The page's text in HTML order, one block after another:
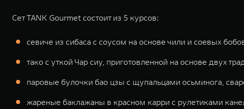
Сет TANK Gourmet состоит из 5 курсов:
севиче из сибаса с соусом на основе чили и соевых
тако с уткой Чар сиу, приготовленной на основе двух
паровые булочки бао цзы с щупальцами осьминога,
жареные баклажаны в красном карри с рулетиками